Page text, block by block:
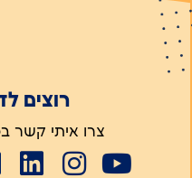
רוצים
צרו איתי קשר